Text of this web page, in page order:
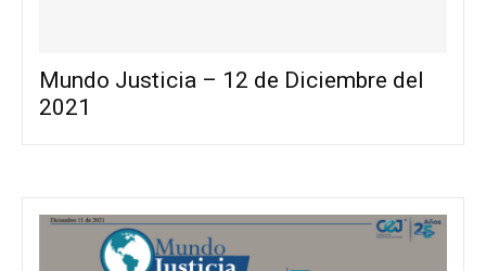
Mundo Justicia – 12 de Diciembre del
2021